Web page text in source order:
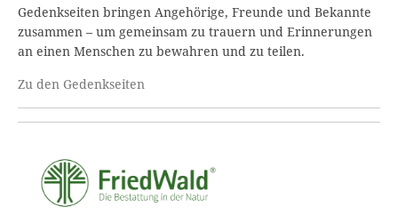
Gedenkseiten bringen Angehörige, Freunde und Bekannte
zusammen – um gemeinsam zu trauern und Erinnerungen
an einen Menschen zu bewahren und zu teilen.
Zu den Gedenkseiten